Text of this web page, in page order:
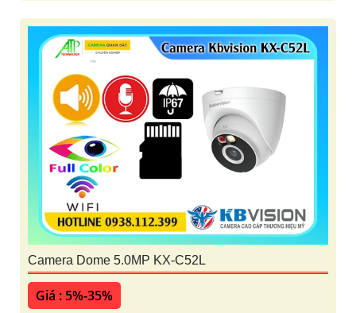
Camera Dome 5.0MP KX-C52L
Giá : 5%-35%